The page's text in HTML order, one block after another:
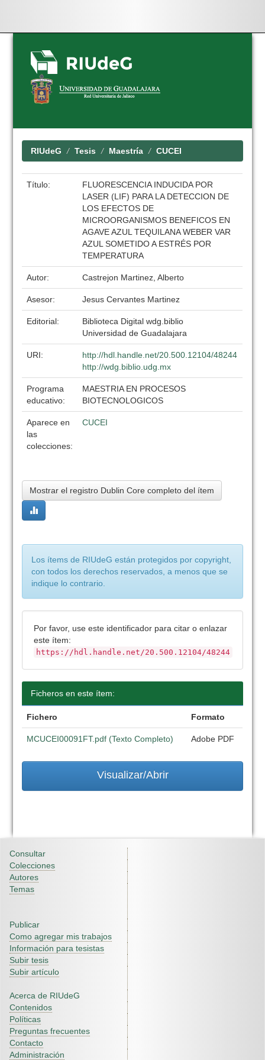
Skip
navigation
RIUdeG Tesis Maestría CUCEI
Título:
FLUORESCENCIA INDUCIDA POR
LASER (LIF) PARA LA DETECCION DE
LOS EFECTOS DE
MICROORGANISMOS BENEFICOS EN
AGAVE AZUL TEQUILANA WEBER VAR
AZUL SOMETIDO A ESTRÉS POR
TEMPERATURA
Autor: Castrejon Martinez, Alberto
Asesor: Jesus Cervantes Martinez
Editorial:
Biblioteca Digital wdg.biblio
Universidad de Guadalajara
URI:
http://hdl.handle.net/20.500.12104/48244
http://wdg.biblio.udg.mx
Programa
educativo:
MAESTRIA EN PROCESOS
BIOTECNOLOGICOS
Aparece en
las
colecciones:
CUCEI
Mostrar el registro Dublin Core completo del ítem
Los ítems de RIUdeG están protegidos por copyright,
con todos los derechos reservados, a menos que se
indique lo contrario.
Por favor, use este identificador para citar o enlazar
este ítem:
https://hdl.handle.net/20.500.12104/48244
Ficheros en este ítem:
Fichero Formato
MCUCEI00091FT.pdf (Texto Completo) Adobe PDF
Visualizar/Abrir
Consultar
Colecciones
Autores
Temas
Publicar
Como agregar mis trabajos
Información para tesistas
Subir tesis
Subir artículo
Acerca de RIUdeG
Contenidos
Políticas
Preguntas frecuentes
Contacto
Administración